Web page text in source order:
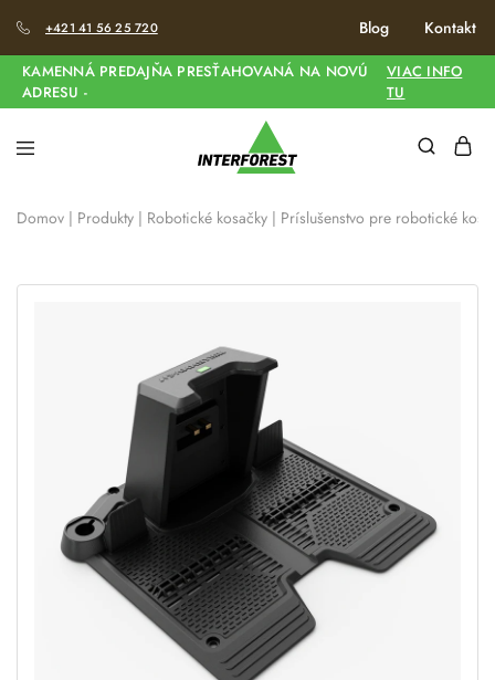
+421 41 56 25 720 Blog Kontakt
KAMENNÁ PREDAJŇA PRESŤAHOVANÁ NA NOVÚ
ADRESU -
VIAC INFO
TU
Domov | Produkty | Robotické kosačky | Príslušenstvo pre robotické